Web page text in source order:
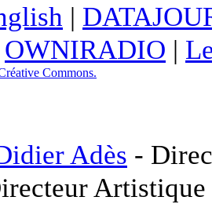
|
OWNIRADIO |
Commons.
Adès -